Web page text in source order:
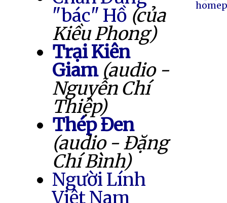
"bác" Hồ (của
Kiều Phong)
Trại Kiên
Giam (audio -
Nguyễn Chí
Thiệp)
Thép Đen
(audio - Đặng
Chí Bình)
Người Lính
Việt Nam